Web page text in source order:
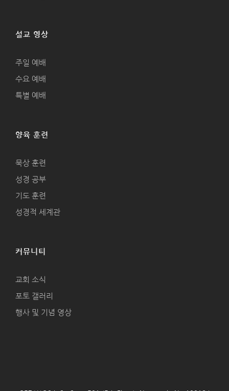
설교 영상
주일 예배
수요 예배
특별 예배
양육 훈련
묵상 훈련
성경 공부
기도 훈련
성경적 세계관
커뮤니티
교회 소식
포토 갤러리
행사 및 기념 영상